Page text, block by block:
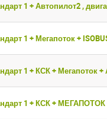
1 + Автопилот2 ,
1 + Мегапоток +
1 + КСК + Мегапоток +
1 + КСК + МЕГАПОТОК